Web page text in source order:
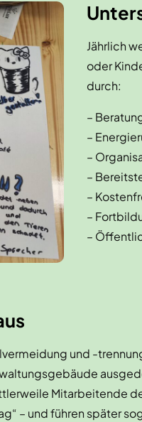
Jährlich
oder
durch:
–
–
–
–
–
–
–
und -
Mitarbeitende
– und führen später